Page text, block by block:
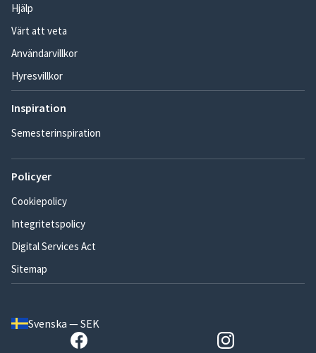
Hjälp
Värt att veta
Användarvillkor
Hyresvillkor
Inspiration
Semesterinspiration
Policyer
Cookiepolicy
Integritetspolicy
Digital Services Act
Sitemap
Svenska — SEK